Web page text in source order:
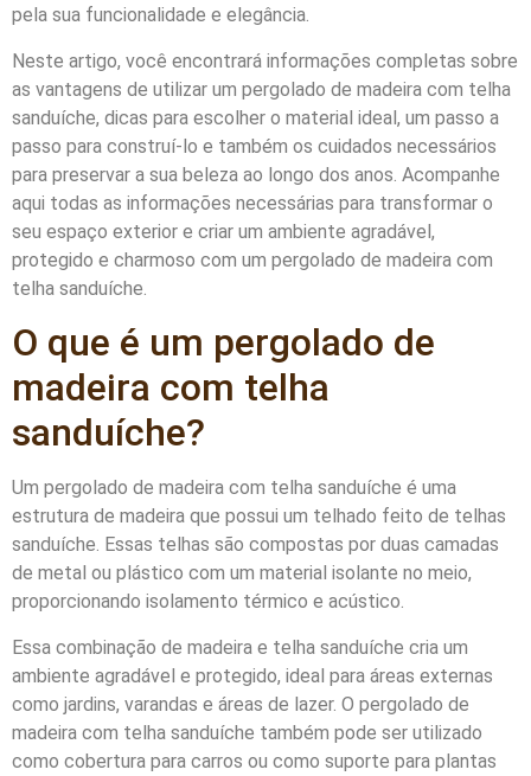
pela sua funcionalidade e elegância.
Neste artigo, você encontrará informações completas sobre
as vantagens de utilizar um pergolado de madeira com telha
sanduíche, dicas para escolher o material ideal, um passo a
passo para construí-lo e também os cuidados necessários
para preservar a sua beleza ao longo dos anos. Acompanhe
aqui todas as informações necessárias para transformar o
seu espaço exterior e criar um ambiente agradável,
protegido e charmoso com um pergolado de madeira com
telha sanduíche.
O que é um pergolado de
madeira com telha
sanduíche?
Um pergolado de madeira com telha sanduíche é uma
estrutura de madeira que possui um telhado feito de telhas
sanduíche. Essas telhas são compostas por duas camadas
de metal ou plástico com um material isolante no meio,
proporcionando isolamento térmico e acústico.
Essa combinação de madeira e telha sanduíche cria um
ambiente agradável e protegido, ideal para áreas externas
como jardins, varandas e áreas de lazer. O pergolado de
madeira com telha sanduíche também pode ser utilizado
como cobertura para carros ou como suporte para plantas